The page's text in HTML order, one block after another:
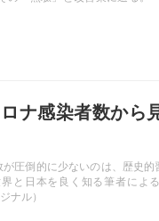
ロナ感染者数から
が圧倒的に少ないのは、歴史
と日本を良く知る筆者によ
ナル）